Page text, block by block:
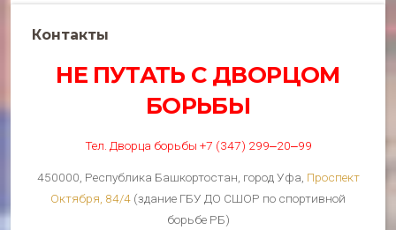
Контакты
НЕ ПУТАТЬ С ДВОРЦОМ
БОРЬБЫ
Тел. Дворца борьбы +7 (347) 299‒20‒99
450000, Республика Башкортостан, город Уфа, Проспект
Октября, 84/4 (здание ГБУ ДО СШОР по спортивной
борьбе РБ)